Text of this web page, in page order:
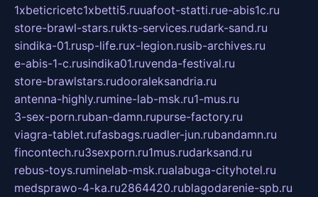
1xbeticricetc1xbetti5.ruuafoot-statti.rue-abis1c.ru
store-brawl-stars.rukts-services.rudark-sand.ru
sindika-01.rusp-life.rux-legion.rusib-archives.ru
e-abis-1-c.rusindika01.ruvenda-festival.ru
store-brawlstars.rudooraleksandria.ru
antenna-highly.rumine-lab-msk.ru1-mus.ru
3-sex-porn.ruban-damn.rupurse-factory.ru
viagra-tablet.rufasbags.ruadler-jun.rubandamn.ru
fincontech.ru3sexporn.ru1mus.rudarksand.ru
rebus-toys.ruminelab-msk.rualabuga-cityhotel.ru
medsprawo-4-ka.ru2864420.rublagodarenie-spb.ru